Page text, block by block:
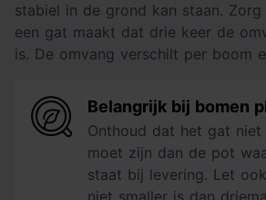
stabiel in de grond kan staan.
een gat maakt dat drie keer de
is. De omvang verschilt per boom
Belangrijk bij bomen
Onthoud dat het gat niet
moet zijn dan de pot
staat bij levering. Let